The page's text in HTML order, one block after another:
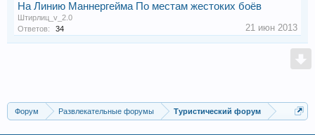
На Линию Маннергейма По местам жестоких боёв
Штирлиц_v_2.0
Ответов:
34 21 июн 2013
Форум Развлекательные форумы Туристический форум